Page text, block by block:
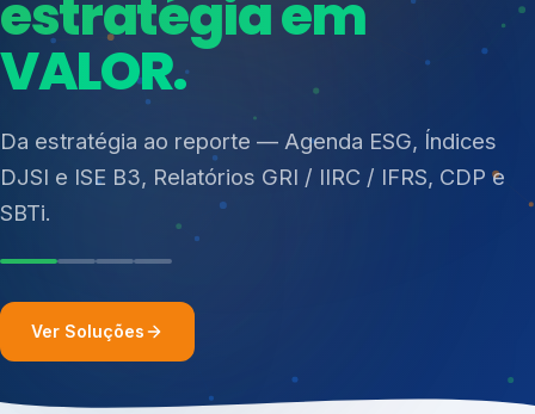
Consultoria, auditoria e treinamentos em ISO 27001,
ISO 27701, ISO 42001, ISO 37001, ISO 9001, ISO
14001, ISO 45001, ONA e PNQ — Gestão de
resíduos sólidos (PGRS/PMGRS).
Mudanças Climáticas
Reputação e Cadeia
Reporte Regulatório
Ver Soluções